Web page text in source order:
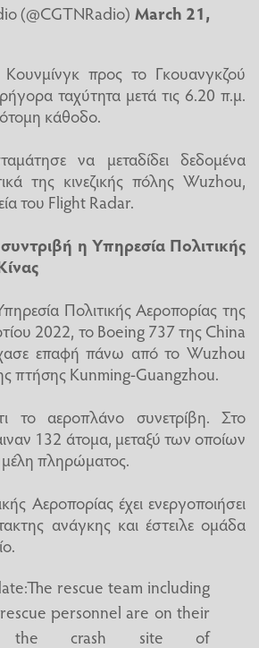
(@CGTNRadio) March 21,
προς το Γκουανγκζού
ταχύτητα μετά τις 6.20 π.μ.
κάθοδο.
να μεταδίδει δεδομένα
της κινεζικής πόλης Wuzhou,
του Flight Radar.
η Υπηρεσία Πολιτικής
Πολιτικής Αεροπορίας της
2022, το Boeing 737 της China
επαφή πάνω από το Wuzhou
πτήσης Kunming-Guangzhou.
το αεροπλάνο συνετρίβη. Στο
132 άτομα, μεταξύ των οποίων
μέλη πληρώματος.
Αεροπορίας έχει ενεργοποιήσει
ανάγκης και έστειλε ομάδα
rescue team including
personnel are on their
crash site of